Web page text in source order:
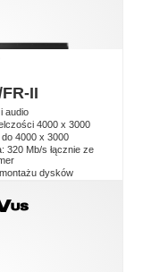
II
audio
4000 x 3000
4000 x 3000
320 Mb/s łącznie ze
dysków